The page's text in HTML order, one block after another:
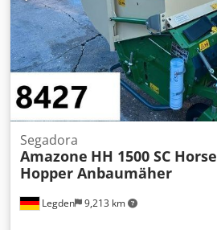
Legden 9,213 km
Segadora
Amazone HH 1500 SC Horse
Hopper Anbaumäher